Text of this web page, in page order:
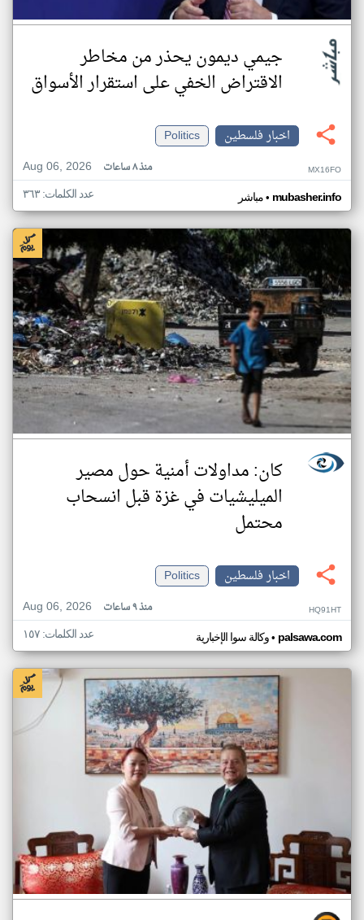
جيمي ديمون يحذر من مخاطر
الاقتراض الخفي على استقرار الأسواق
اخبار فلسطين
Politics
Aug 06, 2026
منذ ٨ ساعات MX16FO
مباشر• mubasher.info عدد الكلمات: ٣٦٣
كان: مداولات أمنية حول مصير
الميليشيات في غزة قبل انسحاب
محتمل
اخبار فلسطين
Politics
Aug 06, 2026
منذ ٩ ساعات HQ91HT
وكالة سوا الإخبارية• palsawa.com عدد الكلمات: ١٥٧